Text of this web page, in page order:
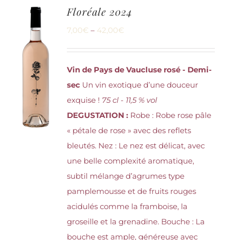
Floréale 2024
7,00€ – 42,00€
Vin de Pays de Vaucluse rosé - Demi-
sec Un vin exotique d’une douceur
exquise ! 75 cl - 11,5 % vol
DEGUSTATION :Robe : Robe rose pâle
« pétale de rose » avec des reflets
bleutés. Nez : Le nez est délicat, avec
une belle complexité aromatique,
subtil mélange d’agrumes type
pamplemousse et de fruits rouges
acidulés comme la framboise, la
groseille et la grenadine. Bouche : La
bouche est ample, généreuse avec